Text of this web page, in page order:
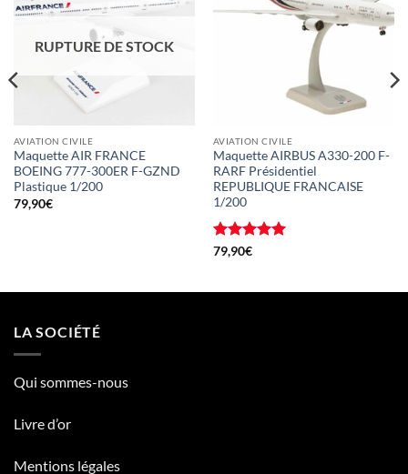
RUPTURE DE STOCK
AVIATION CIVILE
Maquette AIR FRANCE
BOEING 777-300ER F-GZND
Plastique 1/200
79,90€
AVIATION CIVILE
Maquette AIRBUS A330-200 F-
RARF Présidentiel
REPUBLIQUE FRANCAISE
1/200
Note5
79,90€
LA SOCIÉTÉ
Qui sommes-nous
Livre d’or
Mentions légales